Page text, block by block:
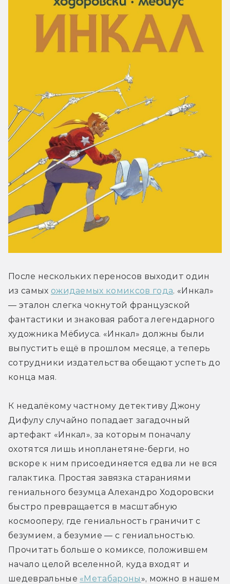
После нескольких переносов выходит один
из самых ожидаемых комиксов года. «Инкал»
— эталон слегка чокнутой французской
фантастики и знаковая работа легендарного
художника Мёбиуса. «Инкал» должны были
выпустить ещё в прошлом месяце, а теперь
сотрудники издательства обещают успеть до
конца мая.
К недалёкому частному детективу Джону
Дифулу случайно попадает загадочный
артефакт «Инкал», за которым поначалу
охотятся лишь инопланетяне-берги, но
вскоре к ним присоединяется едва ли не вся
галактика. Простая завязка стараниями
гениального безумца Алехандро Ходоровски
быстро превращается в масштабную
космооперу, где гениальность граничит с
безумием, а безумие — с гениальностью.
Прочитать больше о комиксе, положившем
начало целой вселенной, куда входят и
шедевральные «Метабароны », можно в нашем